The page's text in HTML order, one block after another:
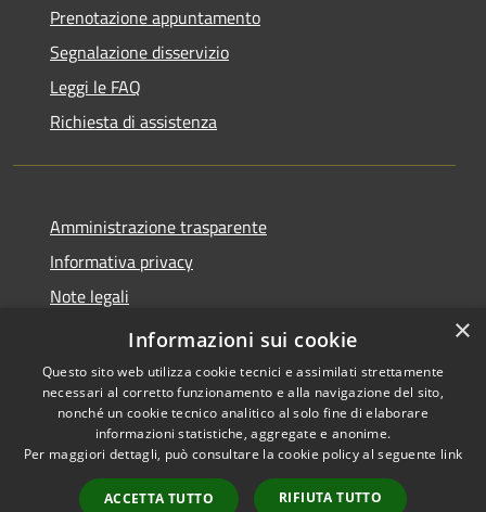
Prenotazione appuntamento
Segnalazione disservizio
Leggi le FAQ
Richiesta di assistenza
Amministrazione trasparente
Informativa privacy
Note legali
Dichiarazione di accessibilità
Accessibilità
Copyright © 2026 • Comune di
Porto San Giorgio • Powered by
Municipium•
Accesso
×
Informazioni sui cookie
Questo sito web utilizza cookie tecnici e assimilati strettamente
necessari al corretto funzionamento e alla navigazione del sito,
nonché un cookie tecnico analitico al solo fine di elaborare
informazioni statistiche, aggregate e anonime.
Per maggiori dettagli, può consultare la cookie policy al seguente link
ACCETTA TUTTO RIFIUTA TUTTO